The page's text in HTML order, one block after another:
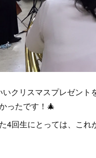
クリスマスプレゼン
ったです！🎄
4回生にとっては、これ